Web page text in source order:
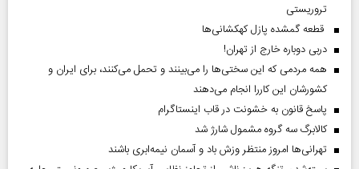
تروریستی
قطعه گمشده پازل کهکشانی‌ها
دربی دوباره خارج از تهران!
همه مردمی که این سختی‌ها را می‌بینند و تحمل می‌کنند، برای ایران و
کشورشان این کاررا انجام می‌دهند
پاسخ قانون به خشونت در قاب اینستاگرام
کالابرگ سه گروه مشمول شارژ شد
تهرانی‌ها امروز منتظر وزش باد و آسمان نیمه‌ابری باشند